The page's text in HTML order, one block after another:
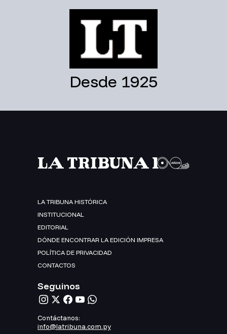
Desde 1925
LA TRIBUNA HISTÓRICA
INSTITUCIONAL
EDITORIAL
DÓNDE ENCONTRAR LA EDICIÓN IMPRESA
POLÍTICA DE PRIVACIDAD
CONTACTOS
Seguinos
Contáctanos:
info@latribuna.com.py